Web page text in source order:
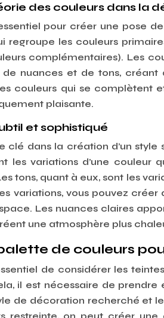
des couleurs dans la
pour créer une pose
regroupe les couleurs
complémentaires). Les
nuances et de tons, créant
couleurs qui se complètent
plaisante.
et sophistiqué
clé dans la création d’un style
les variations d’une couleur
tons, quant à eux, sont les
variations, vous pouvez créer
Les nuances claires
une atmosphère plus
de couleurs
de considérer les
il est nécessaire de
de décoration recherché et